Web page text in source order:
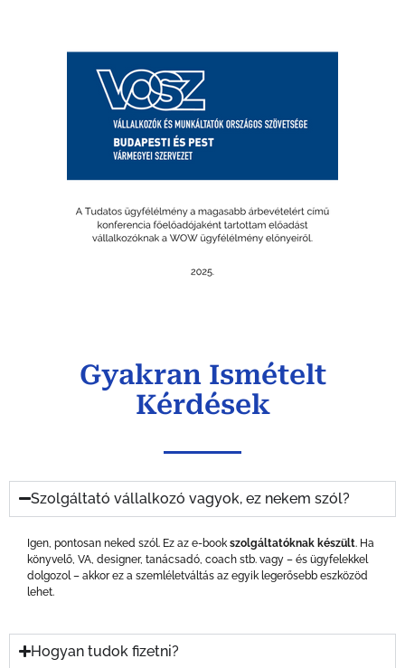
Gyakran Ismételt
Kérdések
Szolgáltató vállalkozó vagyok, ez nekem szól?
Igen, pontosan neked szól. Ez az e-book szolgáltatóknak készült. Ha
könyvelő, VA, designer, tanácsadó, coach stb. vagy – és ügyfelekkel
dolgozol – akkor ez a szemléletváltás az egyik legerősebb eszközöd
lehet.
Hogyan tudok fizetni?